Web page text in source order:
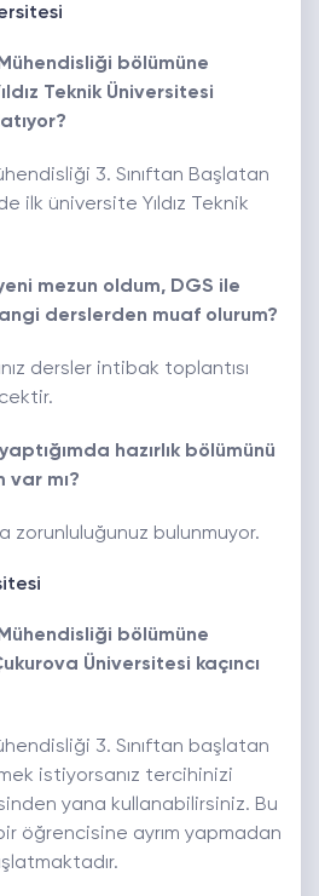
bölümüne
Teknik Üniversitesi
3. Sınıftan Başlatan
ilk üniversite Yıldız Teknik
mezun oldum, DGS ile
derslerden muaf olurum?
dersler intibak toplantısı
hazırlık bölümünü
var mı?
zorunluluğunuz bulunmuyor.
bölümüne
Üniversitesi kaçıncı
3. Sınıftan başlatan
istiyorsanız tercihinizi
yana kullanabilirsiniz. Bu
öğrencisine ayrım yapmadan